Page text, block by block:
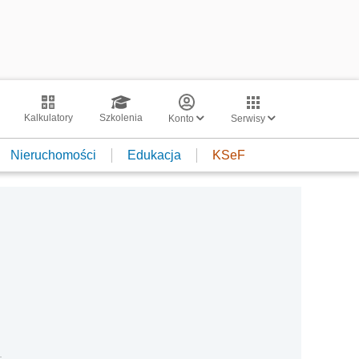
Kalkulatory Szkolenia Konto Serwisy
Nieruchomości Edukacja KSeF